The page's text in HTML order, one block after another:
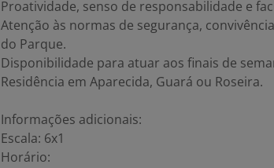
Proatividade, senso de responsabilidade e
Atenção às normas de segurança,
do Parque.
Disponibilidade para atuar aos finais de
Residência em Aparecida, Guará ou Roseira.
Informações adicionais:
Escala: 6x1
Horário: